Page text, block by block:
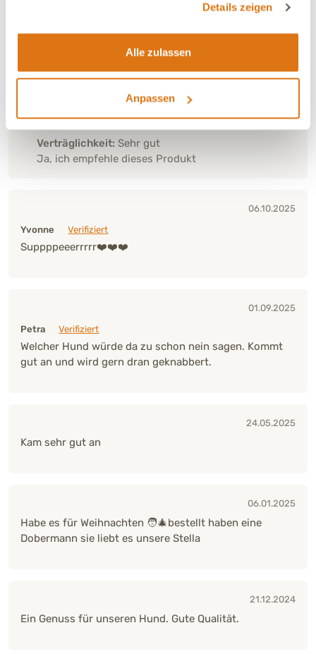
Details zeigen
Alle zulassen
Anpassen
Diente für eine Dogge zu Silvester als Beruhigung
Verträglichkeit: Sehr gut
Ja, ich empfehle dieses Produkt
06.10.2025
Yvonne
Verifiziert
Suppppeeerrrrr❤️❤️❤️
01.09.2025
Petra
Verifiziert
Welcher Hund würde da zu schon nein sagen. Kommt
gut an und wird gern dran geknabbert.
24.05.2025
Kam sehr gut an
06.01.2025
Habe es für Weihnachten 🧑‍🎄bestellt haben eine
Dobermann sie liebt es unsere Stella
21.12.2024
Ein Genuss für unseren Hund. Gute Qualität.